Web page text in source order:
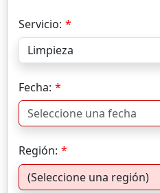
Servicio:
Fecha:
Región: